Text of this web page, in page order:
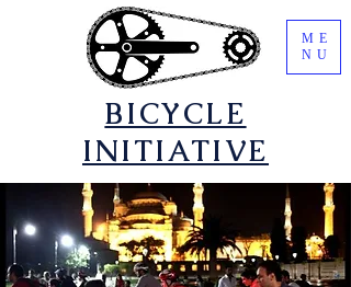
​BICYCLE
INITIATIVE
ME
NU